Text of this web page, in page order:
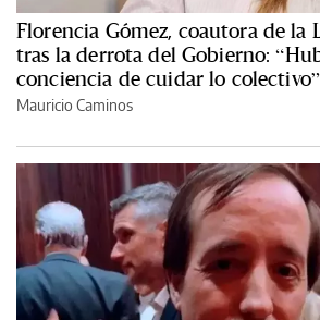
Florencia Gómez, coautora de la
tras la derrota del Gobierno:
conciencia de cuidar lo colectivo”
Mauricio Caminos